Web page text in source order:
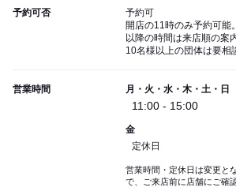
予約可否
予約可
開店の11時のみ予約可能。
以降の時間は来店順の案内
10名様以上の団体は要相
営業時間 月・火・水・木・土・日
11:00 - 15:00
金
定休日
営業時間・定休日は変更と
で、ご来店前に店舗にご確